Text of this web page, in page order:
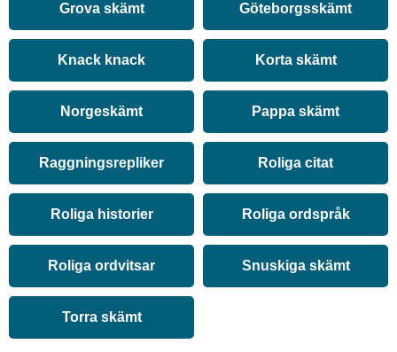
Grova skämt Göteborgsskämt
Knack knack Korta skämt
Norgeskämt Pappa skämt
Raggningsrepliker Roliga citat
Roliga historier Roliga ordspråk
Roliga ordvitsar Snuskiga skämt
Torra skämt